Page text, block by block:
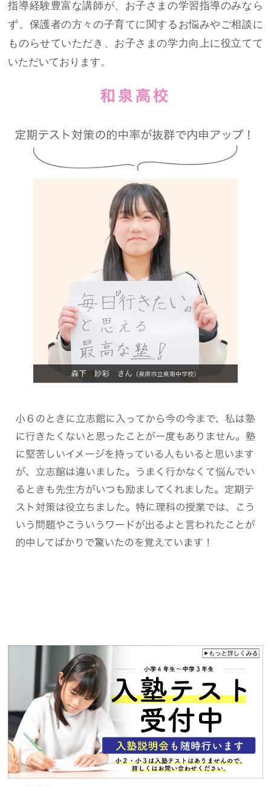
指導経験豊富な講師が、お子さまの学習指導のみなら
ず、保護者の方々の子育てに関するお悩みやご相談に
ものらせていただき、お子さまの学力向上に役立てて
いただいております。